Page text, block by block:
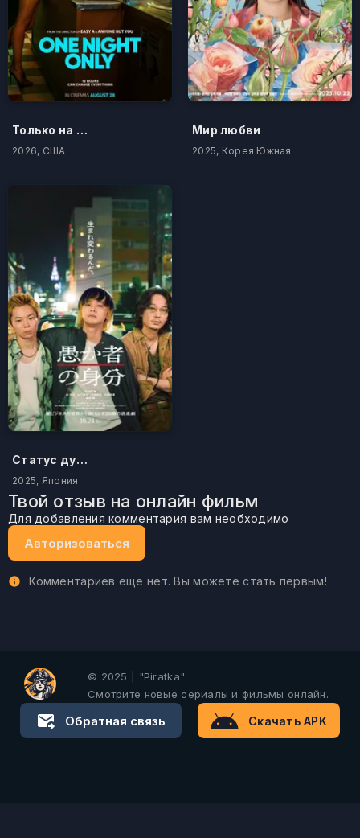
Только на одну ночь
2026, США
Мир любви
2025, Корея Южная
Статус дурака
2025, Япония
Твой отзыв на онлайн фильм
Для добавления комментария вам необходимо
Авторизоваться
Комментариев еще нет. Вы можете стать первым!
© 2025 | "Piratka"
Смотрите новые сериалы и фильмы онлайн.
Обратная связь Скачать APK